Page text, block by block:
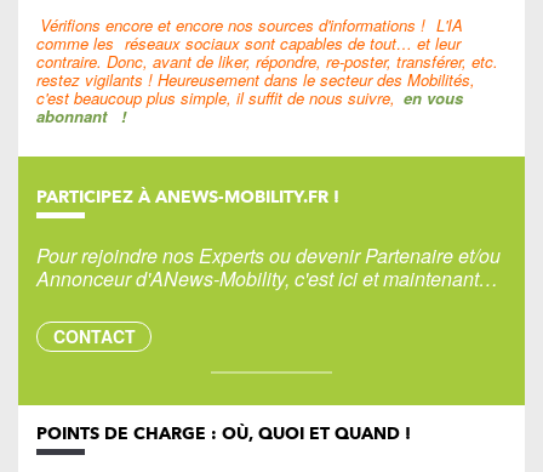
Vérifions encore et encore nos sources d'informations ! L'IA
comme les réseaux sociaux sont capables de tout… et leur
contraire. Donc, avant de liker, répondre, re-poster, transférer, etc.
restez vigilants ! Heureusement dans le secteur des Mobilités,
c'est beaucoup plus simple, il suffit de nous suivre, en vous
abonnant !
PARTICIPEZ À ANEWS-MOBILITY.FR !
Pour rejoindre nos Experts ou devenir Partenaire et/ou
Annonceur d'ANews-Mobility, c'est ici et maintenant…
CONTACT
POINTS DE CHARGE : OÙ, QUOI ET QUAND !